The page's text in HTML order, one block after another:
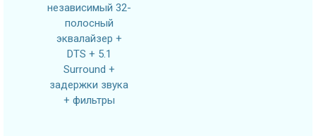
независимый 32-
полосный
эквалайзер +
DTS + 5.1
Surround +
задержки звука
+ фильтры